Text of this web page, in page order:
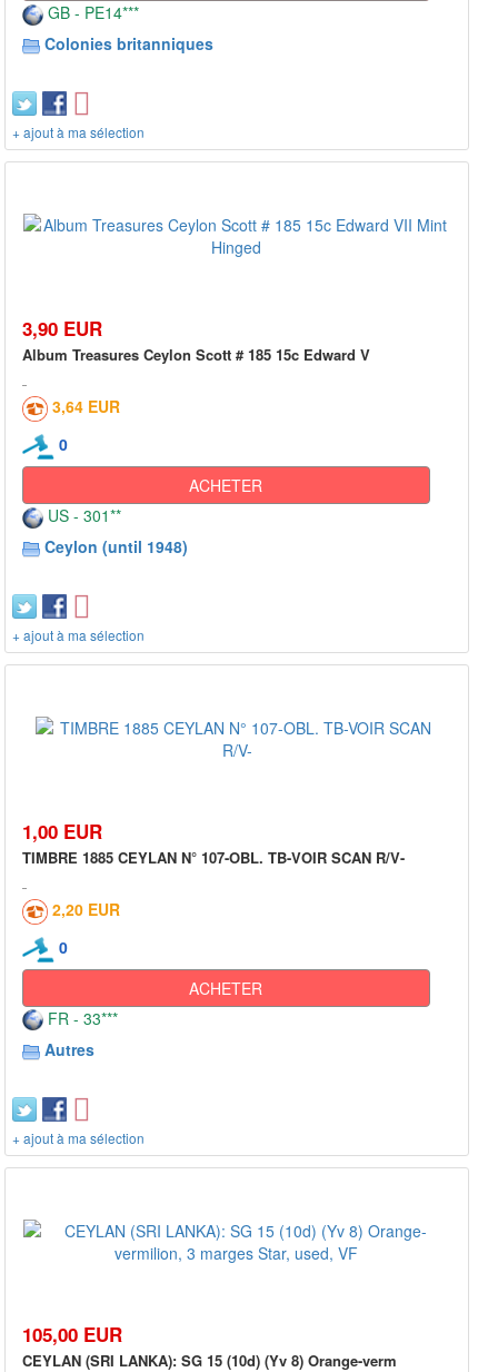
GB - PE14***
Colonies britanniques
+ ajout à ma sélection
3,90 EUR
Album Treasures Ceylon Scott # 185 15c Edward V
3,64 EUR
0
ACHETER
US - 301**
Ceylon (until 1948)
+ ajout à ma sélection
1,00 EUR
TIMBRE 1885 CEYLAN N° 107-OBL. TB-VOIR SCAN R/V-
2,20 EUR
0
ACHETER
FR - 33***
Autres
+ ajout à ma sélection
105,00 EUR
CEYLAN (SRI LANKA): SG 15 (10d) (Yv 8) Orange-verm